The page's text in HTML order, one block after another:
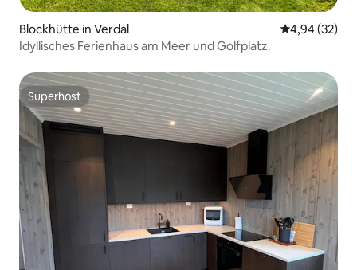
Blockhütte in Verdal
4,94 (32)
Idyllisches Ferienhaus am Meer und Golfplatz.
Superhost
Superhost